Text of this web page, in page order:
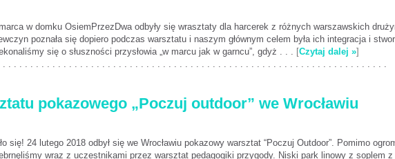
w domku OsiemPrzezDwa odbyły się wrasztaty dla harcerek z różnych warszawskich
poznała się dopiero podczas warsztatu i naszym głównym celem była ich integracja i
się o słuszności przysłowia „w marcu jak w garncu”, gdyż . . . [Czytaj dalej »]
. . . . . . . . . . . . . . . . . . . . . . . . . . . . . . . . . . . . . . . . . . . . . . . . . . . . . . . . . . . . . . . . . . . . . .
pokazowego „Poczuj outdoor” we Wrocławiu
się! 24 lutego 2018 odbył się we Wrocławiu pokazowy warsztat “Poczuj Outdoor”. Pomimo
wraz z uczestnikami przez warsztat pedagogiki przygody. Niski park linowy z soplem